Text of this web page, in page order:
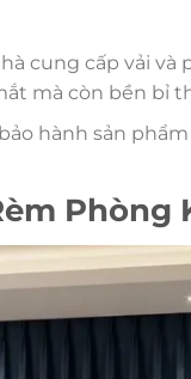
cung cấp vải
mà còn bền bỉ
hành sản
Phòng